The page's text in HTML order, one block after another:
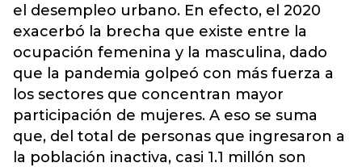
el desempleo urbano. En efecto, el 2020
exacerbó la brecha que existe entre la
ocupación femenina y la masculina, dado
que la pandemia golpeó con más fuerza a
los sectores que concentran mayor
participación de mujeres. A eso se suma
que, del total de personas que ingresaron a
la población inactiva, casi 1.1 millón son